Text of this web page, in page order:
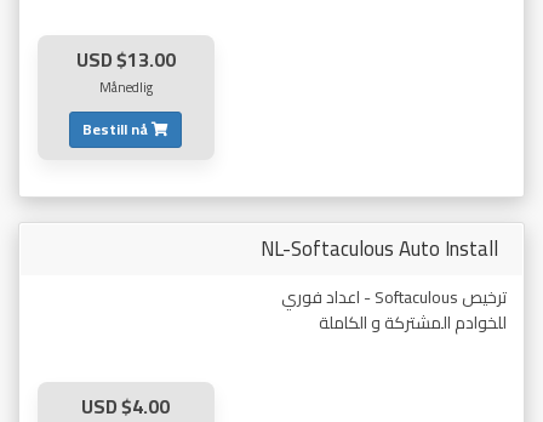
$13.00 USD
Månedlig
Bestill nå
NL-Softaculous Auto Install
ترخيص Softaculous - اعداد فوري
للخوادم المشتركة و الكاملة
$4.00 USD